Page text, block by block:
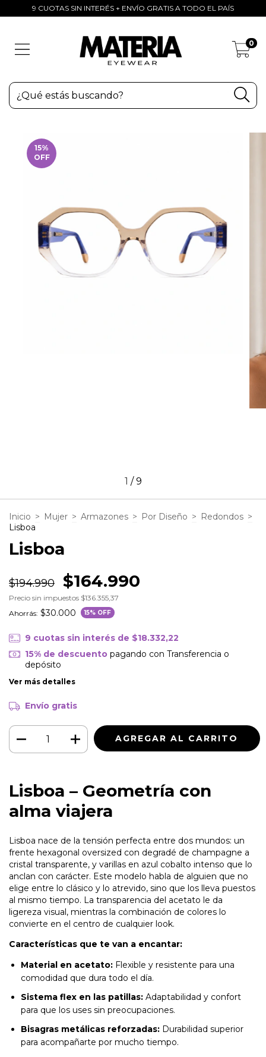
9 CUOTAS SIN INTERÉS + ENVÍO GRATIS A TODO EL PAÍS
0
15%
OFF
1 /9
Inicio > Mujer > Armazones > Por Diseño > Redondos >
Lisboa
Lisboa
$194.990 $164.990
Precio sin impuestos $136.355,37
Ahorrás: $30.000 15% OFF
9 cuotas sin interés de $18.332,22
15% de descuentopagando con Transferencia o
depósito
Ver más detalles
Envío gratis
Lisboa – Geometría con
alma viajera
Lisboa nace de la tensión perfecta entre dos mundos: un
frente hexagonal oversized con degradé de champagne a
cristal transparente, y varillas en azul cobalto intenso que lo
anclan con carácter. Este modelo habla de alguien que no
elige entre lo clásico y lo atrevido, sino que los lleva puestos
al mismo tiempo. La transparencia del acetato le da
ligereza visual, mientras la combinación de colores lo
convierte en el centro de cualquier look.
Características que te van a encantar:
Material en acetato: Flexible y resistente para una
comodidad que dura todo el día.
Sistema flex en las patillas: Adaptabilidad y confort
para que los uses sin preocupaciones.
Bisagras metálicas reforzadas: Durabilidad superior
para acompañarte por mucho tiempo.